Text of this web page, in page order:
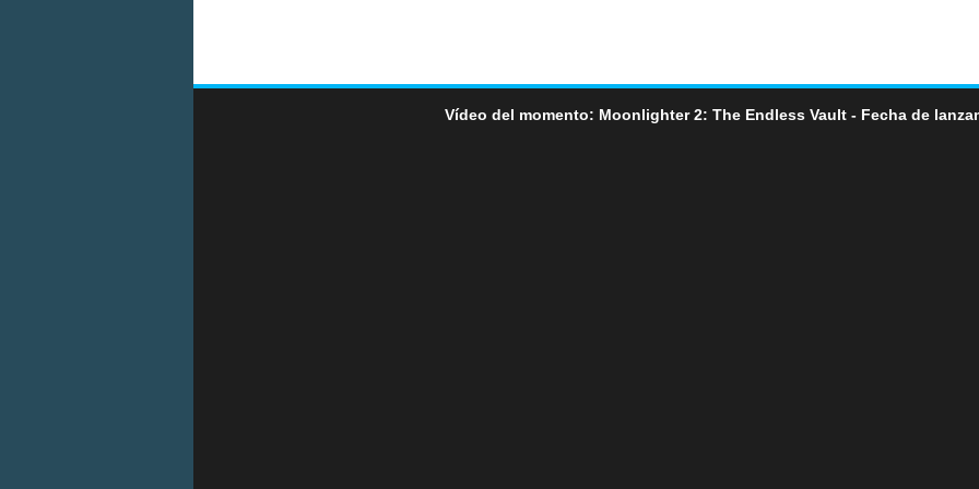
Vídeo del momento: Moonlighter 2: The Endless Vault - Fecha de